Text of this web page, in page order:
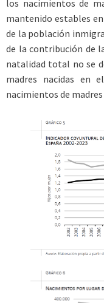
los nacimientos de
mantenido estables
de la población
de la contribución de
natalidad total no se
madres nacidas en
nacimientos de